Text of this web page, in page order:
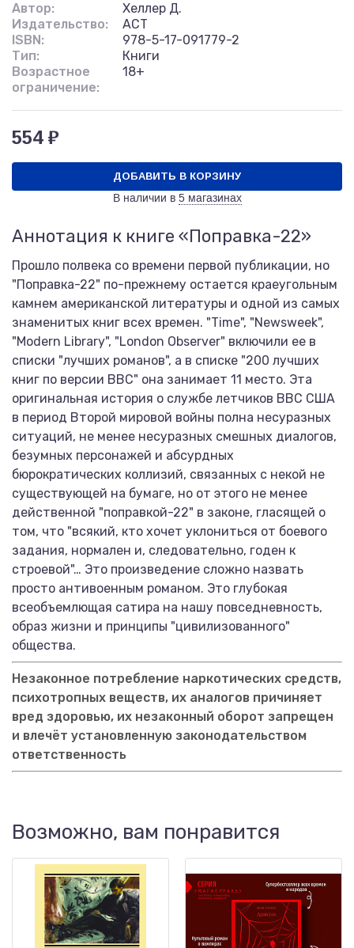
Автор:
Хеллер Д.
Издательство:
АСТ
ISBN:
978-5-17-091779-2
Тип:
Книги
Возрастное
ограничение:
18+
554 ₽
ДОБАВИТЬ В КОРЗИНУ
В наличии в 5 магазинах
Аннотация к книге «Поправка-22»
Прошло полвека со времени первой публикации, но
"Поправка-22" по-прежнему остается краеугольным
камнем американской литературы и одной из самых
знаменитых книг всех времен. "Time", "Newsweek",
"Modern Library", "London Observer" включили ее в
списки "лучших романов", а в списке "200 лучших
книг по версии BBC" она занимает 11 место. Эта
оригинальная история о службе летчиков ВВС США
в период Второй мировой войны полна несуразных
ситуаций, не менее несуразных смешных диалогов,
безумных персонажей и абсурдных
бюрократических коллизий, связанных с некой не
существующей на бумаге, но от этого не менее
действенной "поправкой-22" в законе, гласящей о
том, что "всякий, кто хочет уклониться от боевого
задания, нормален и, следовательно, годен к
строевой"… Это произведение сложно назвать
просто антивоенным романом. Это глубокая
всеобъемлющая сатира на нашу повседневность,
образ жизни и принципы "цивилизованного"
общества.
Незаконное потребление наркотических средств,
психотропных веществ, их аналогов причиняет
вред здоровью, их незаконный оборот запрещен
и влечёт установленную законодательством
ответственность
Возможно, вам понравится